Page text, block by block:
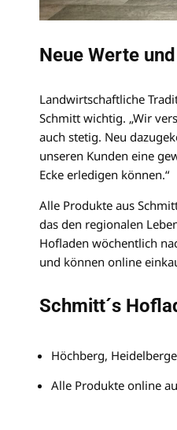
Neue Werte
Landwirtschaftliche
Schmitt wichtig. „Wir
auch stetig. Neu
unseren Kunden eine
Ecke erledigen können.“
Alle Produkte aus
das den regionalen
Hofladen wöchentlich
und können online
Schmitt´s
Höchberg,
Alle Produkte online